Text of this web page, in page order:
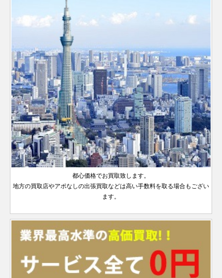
都心価格でお買取致します。
地方の買取店やアポなしの出張買取などは高い手数料を取る場合もござい
ます。